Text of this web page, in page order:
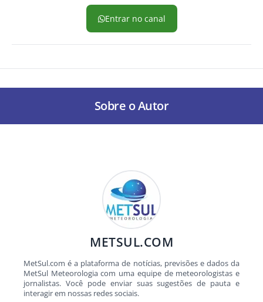
Entrar no canal
Sobre o Autor
METSUL.COM
MetSul.com é a plataforma de notícias, previsões e dados da
MetSul Meteorologia com uma equipe de meteorologistas e
jornalistas. Você pode enviar suas sugestões de pauta e
interagir em nossas redes sociais.